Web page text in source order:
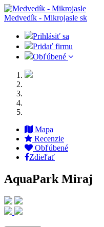
Medvedík - Mikrojasle sk
Prihlásiť sa
Pridať firmu
Obľúbené
Mapa
Recenzie
Obľúbené
Zdieľať
AquaPark Miraj